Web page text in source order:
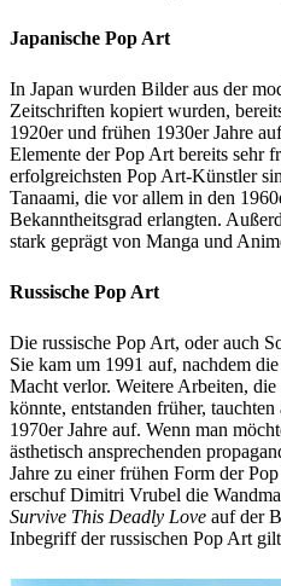
Japanische Pop Art
In Japan wurden Bilder aus der
Zeitschriften kopiert wurden,
1920er und frühen 1930er Jahre
Elemente der Pop Art bereits sehr
erfolgreichsten Pop Art-Künstler
Tanaami, die vor allem in den
Bekanntheitsgrad erlangten.
stark geprägt von Manga und
Russische Pop Art
Die russische Pop Art, oder auch
Sie kam um 1991 auf, nachdem
Macht verlor. Weitere Arbeiten,
könnte, entstanden früher,
1970er Jahre auf. Wenn man
ästhetisch ansprechenden
Jahre zu einer frühen Form der
erschuf Dimitri Vrubel die
Survive This Deadly Love auf der
Inbegriff der russischen Pop Art